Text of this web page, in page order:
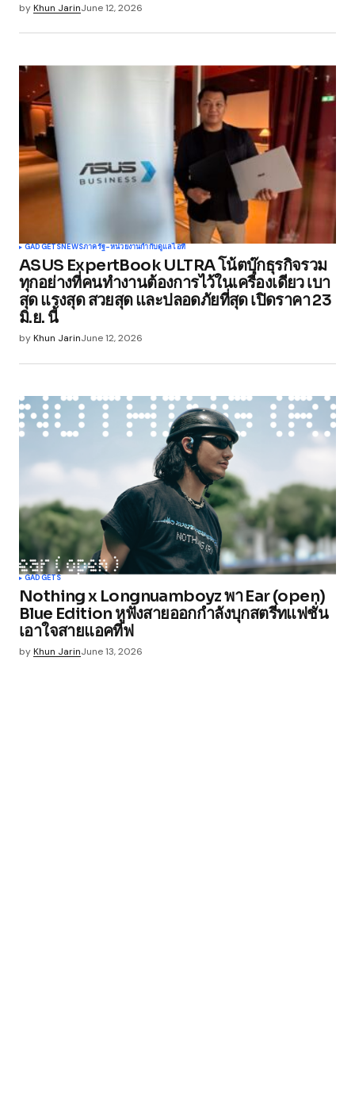
byKhun JarinJune 12, 2026
GADGETSNEWSภาครัฐ-หน่วยงานกำกับดูแลไอที
ASUS ExpertBook ULTRA โน้ตบุ๊กธุรกิจรวม
ทุกอย่างที่คนทำงานต้องการไว้ในเครื่องเดียว เบา
สุด แรงสุด สวยสุด และปลอดภัยที่สุด เปิดราคา 23
มิ.ย. นี้
byKhun JarinJune 12, 2026
GADGETS
Nothing x Longnuamboyz พา Ear (open)
Blue Edition หูฟังสายออกกำลังบุกสตรีทแฟชั่น
เอาใจสายแอคทีฟ
byKhun JarinJune 13, 2026